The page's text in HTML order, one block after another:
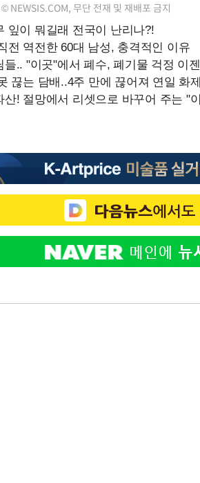
NEWSIS.COM, 무단 전재 및 재배포 금지